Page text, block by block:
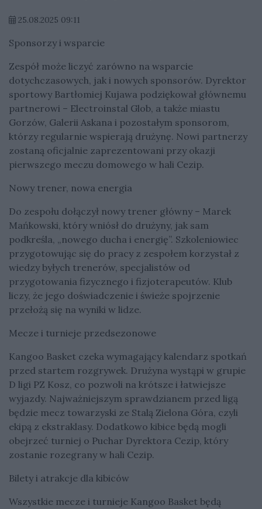
25.08.2025 09:11
Sponsorzy i wsparcie
Zespół może liczyć zarówno na wsparcie
dotychczasowych, jak i nowych sponsorów. Dyrektor
sportowy Bartłomiej Kujawa podziękował głównemu
partnerowi – Electroinstal Glob, a także miastu
Gorzów, Galerii Askana i pozostałym sponsorom,
którzy regularnie wspierają drużynę. Nowi partnerzy
zostaną oficjalnie zaprezentowani przy okazji
pierwszego meczu domowego w hali Cezip.
Nowy trener, nowa energia
Do zespołu dołączył nowy trener główny – Marek
Mańkowski, który wniósł do drużyny, jak sam
podkreśla, „nowego ducha i energię”. Szkoleniowiec
przygotowując się do pracy z zespołem korzystał z
wiedzy byłych trenerów, specjalistów od
przygotowania fizycznego i fizjoterapeutów. Klub
liczy, że jego doświadczenie i świeże spojrzenie
przełożą się na wyniki w lidze.
Mecze i turnieje przedsezonowe
Kangoo Basket czeka wymagający kalendarz spotkań
przed startem rozgrywek. Drużyna wystąpi w grupie
D ligi PZ Kosz, co pozwoli na krótsze i łatwiejsze
wyjazdy. Najważniejszym sprawdzianem przed ligą
będzie mecz towarzyski ze Stalą Zielona Góra, czyli
ekipą z ekstraklasy. Dodatkowo kibice będą mogli
obejrzeć turniej o Puchar Dyrektora Cezip, który
zostanie rozegrany w hali Cezip.
Bilety i atrakcje dla kibiców
Wszystkie mecze i turnieje Kangoo Basket będą